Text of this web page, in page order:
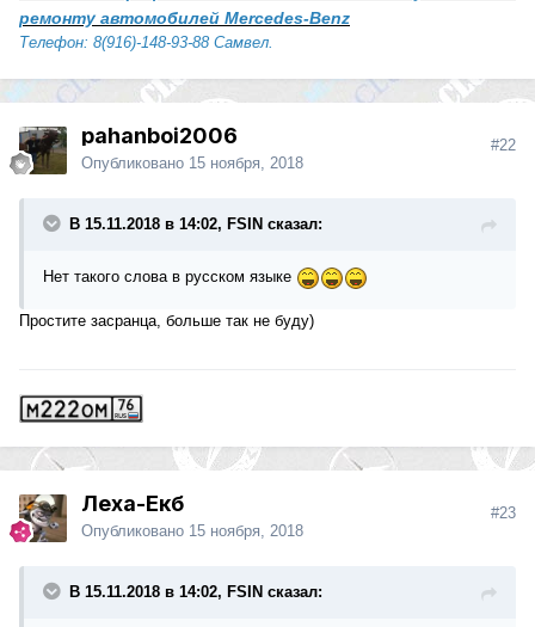
ремонту автомобилей Mercedes-Benz
Телефон: 8(916)-148-93-88 Самвел.
pahanboi2006
Опубликовано 15 ноября, 2018
#22
В 15.11.2018 в 14:02, FSIN сказал:
Нет такого слова в русском языке
Простите засранца, больше так не буду)
Леха-Екб
Опубликовано 15 ноября, 2018
#23
В 15.11.2018 в 14:02, FSIN сказал: